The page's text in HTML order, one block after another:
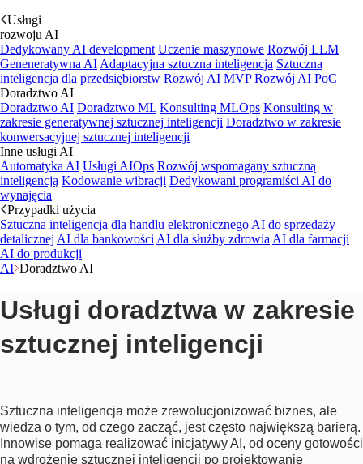
Usługi
rozwoju AI
Dedykowany AI development Uczenie maszynowe Rozwój LLM
Geneneratywna AI Adaptacyjna sztuczna inteligencja Sztuczna
inteligencja dla przedsiębiorstw Rozwój AI MVP Rozwój AI PoC
Doradztwo AI
Doradztwo AI Doradztwo ML Konsulting MLOps Konsulting w
zakresie generatywnej sztucznej inteligencji Doradztwo w zakresie
konwersacyjnej sztucznej inteligencji
Inne usługi AI
Automatyka AI Usługi AIOps Rozwój wspomagany sztuczną
inteligencją Kodowanie wibracji Dedykowani programiści AI do
wynajęcia
Przypadki użycia
Sztuczna inteligencja dla handlu elektronicznego AI do sprzedaży
detalicznej AI dla bankowości AI dla służby zdrowia AI dla farmacji
AI do produkcji
AI Doradztwo AI
Usługi doradztwa w zakresie
sztucznej inteligencji
Sztuczna inteligencja może zrewolucjonizować biznes, ale
wiedza o tym, od czego zacząć, jest często największą barierą.
Innowise pomaga realizować inicjatywy AI, od oceny gotowości
na wdrożenie sztucznej inteligencji po projektowanie